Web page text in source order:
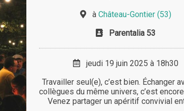
à Château-Gontier (53)
Parentalia 53
jeudi 19 juin 2025 à 18h30
Travailler seul(e), c’est bien. Échanger
collègues du même univers, c’est
Venez partager un apéritif convivial